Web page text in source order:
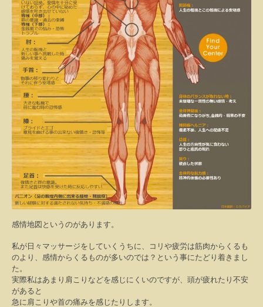
感情地図というのがあります。
私が日々マッサージをしていくうちに、コリや疲労は筋肉からくるも
のより、感情からくるものが多いのでは？という事にたどり着きまし
た。
実際私はあまり肩こりなどを感じにくいのですが、頭が疲れたり不安
があると
急に肩こりや首の痛みを感じたりします。